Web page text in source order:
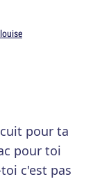
pour ta
pour toi
c'est pas